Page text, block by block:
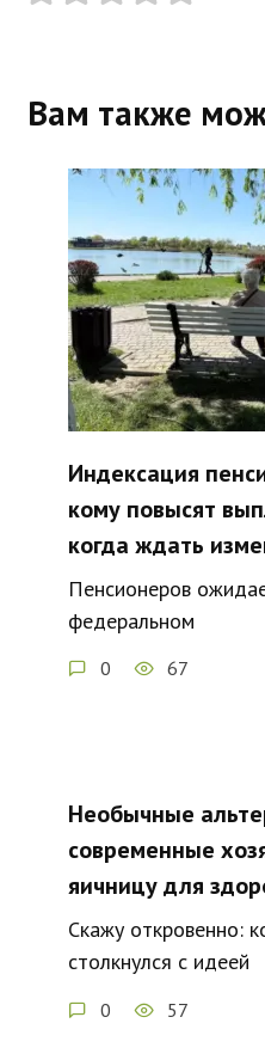
Вам также
Индексация
кому повысят
когда ждать
Пенсионеров
федеральном
0 67
Необычные
современные
яичницу для
Скажу откровенно:
столкнулся с идеей
0 57